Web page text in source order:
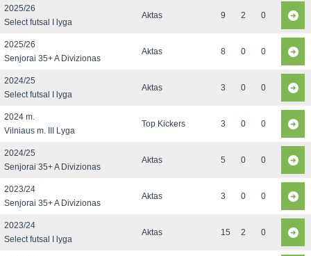
2025/26
Select futsal I lyga
Aktas 9 2 0
2025/26
Senjorai 35+ A Divizionas
Aktas 8 0 0
2024/25
Select futsal I lyga
Aktas 3 0 0
2024 m.
Vilniaus m. III Lyga
Top Kickers 3 0 0
2024/25
Senjorai 35+ A Divizionas
Aktas 5 0 0
2023/24
Senjorai 35+ A Divizionas
Aktas 3 0 0
2023/24
Select futsal I lyga
Aktas 15 2 0